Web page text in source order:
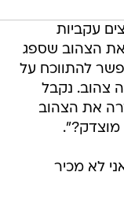
עקביות
הצהוב שספג
להתווכח על
צהוב. נקבל
את הצהוב
מוצדק?".
לא מכיר